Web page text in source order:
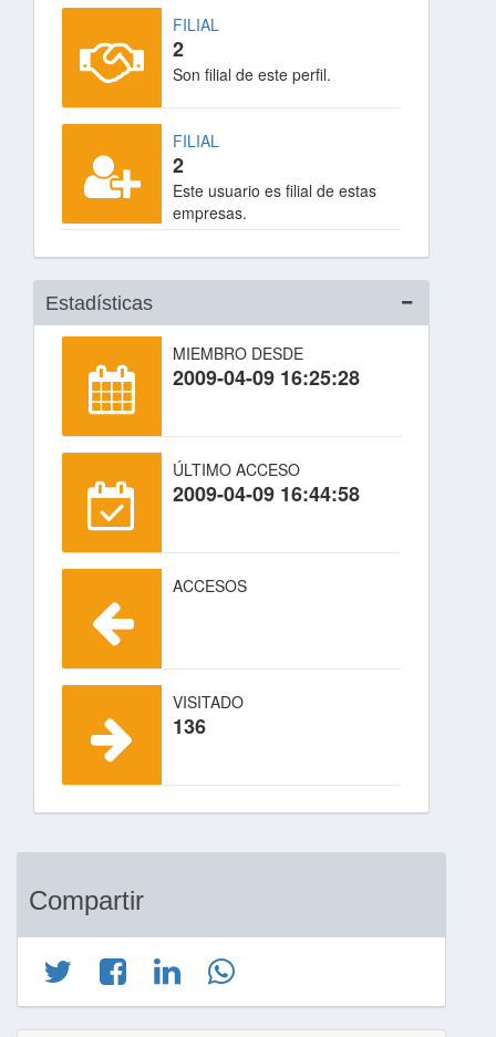
FILIAL
2
Son filial de este perfil.
FILIAL
2
Este usuario es filial de estas
empresas.
Estadísticas
MIEMBRO DESDE
2009-04-09 16:25:28
ÚLTIMO ACCESO
2009-04-09 16:44:58
ACCESOS
VISITADO
136
Compartir